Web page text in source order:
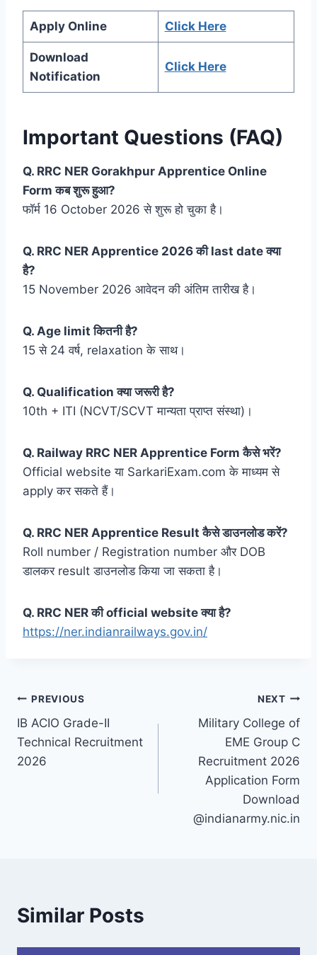
Apply Online Click Here
Download
Notification
Click Here
Important Questions (FAQ)
Q. RRC NER Gorakhpur Apprentice Online
Form कब शुरू हुआ?
फॉर्म 16 October 2026 से शुरू हो चुका है।
Q. RRC NER Apprentice 2026 की last date क्या
है?
15 November 2026 आवेदन की अंतिम तारीख है।
Q. Age limit कितनी है?
15 से 24 वर्ष, relaxation के साथ।
Q. Qualification क्या जरूरी है?
10th + ITI (NCVT/SCVT मान्यता प्राप्त संस्था)।
Q. Railway RRC NER Apprentice Form कैसे भरें?
Official website या SarkariExam.com के माध्यम से
apply कर सकते हैं।
Q. RRC NER Apprentice Result कैसे डाउनलोड करें?
Roll number / Registration number और DOB
डालकर result डाउनलोड किया जा सकता है।
Q. RRC NER की official website क्या है?
https://ner.indianrailways.gov.in/
Post
navigation
PREVIOUS
IB ACIO Grade-II
Technical Recruitment
2026
NEXT
Military College of
EME Group C
Recruitment 2026
Application Form
Download
@indianarmy.nic.in
Similar Posts